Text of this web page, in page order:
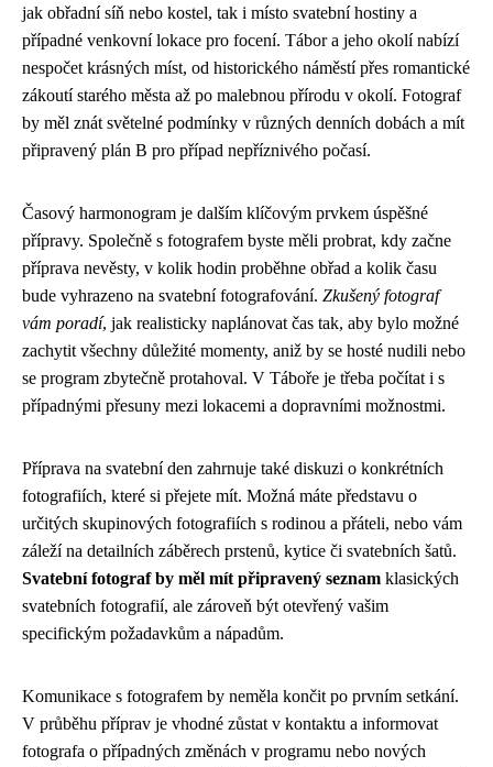
jak obřadní síň nebo kostel, tak i místo svatební hostiny a
případné venkovní lokace pro focení. Tábor a jeho okolí nabízí
nespočet krásných míst, od historického náměstí přes romantické
zákoutí starého města až po malebnou přírodu v okolí. Fotograf
by měl znát světelné podmínky v různých denních dobách a mít
připravený plán B pro případ nepříznivého počasí.
Časový harmonogram je dalším klíčovým prvkem úspěšné
přípravy. Společně s fotografem byste měli probrat, kdy začne
příprava nevěsty, v kolik hodin proběhne obřad a kolik času
bude vyhrazeno na svatební fotografování. Zkušený fotograf
vám poradí, jak realisticky naplánovat čas tak, aby bylo možné
zachytit všechny důležité momenty, aniž by se hosté nudili nebo
se program zbytečně protahoval. V Táboře je třeba počítat i s
případnými přesuny mezi lokacemi a dopravními možnostmi.
Příprava na svatební den zahrnuje také diskuzi o konkrétních
fotografiích, které si přejete mít. Možná máte představu o
určitých skupinových fotografiích s rodinou a přáteli, nebo vám
záleží na detailních záběrech prstenů, kytice či svatebních šatů.
Svatební fotograf by měl mít připravený seznam klasických
svatebních fotografií, ale zároveň být otevřený vašim
specifickým požadavkům a nápadům.
Komunikace s fotografem by neměla končit po prvním setkání.
V průběhu příprav je vhodné zůstat v kontaktu a informovat
fotografa o případných změnách v programu nebo nových